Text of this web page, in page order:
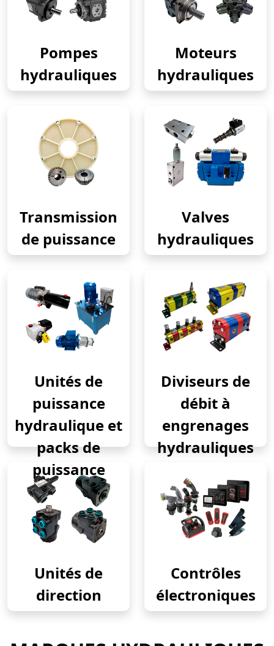
Pompes
hydrauliques
Moteurs
hydrauliques
Transmission
de puissance
Valves
hydrauliques
Unités de
puissance
hydraulique et
packs de
puissance
Diviseurs de
débit à
engrenages
hydrauliques
Unités de
direction
Contrôles
électroniques